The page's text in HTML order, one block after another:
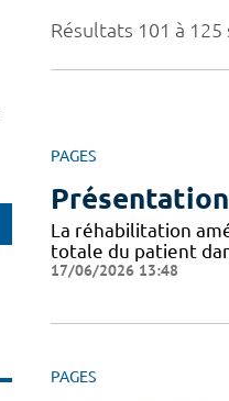
Résultats 101 à
PAGES
La réhabilitation
totale du patient
17/06/2026 13:48
PAGES